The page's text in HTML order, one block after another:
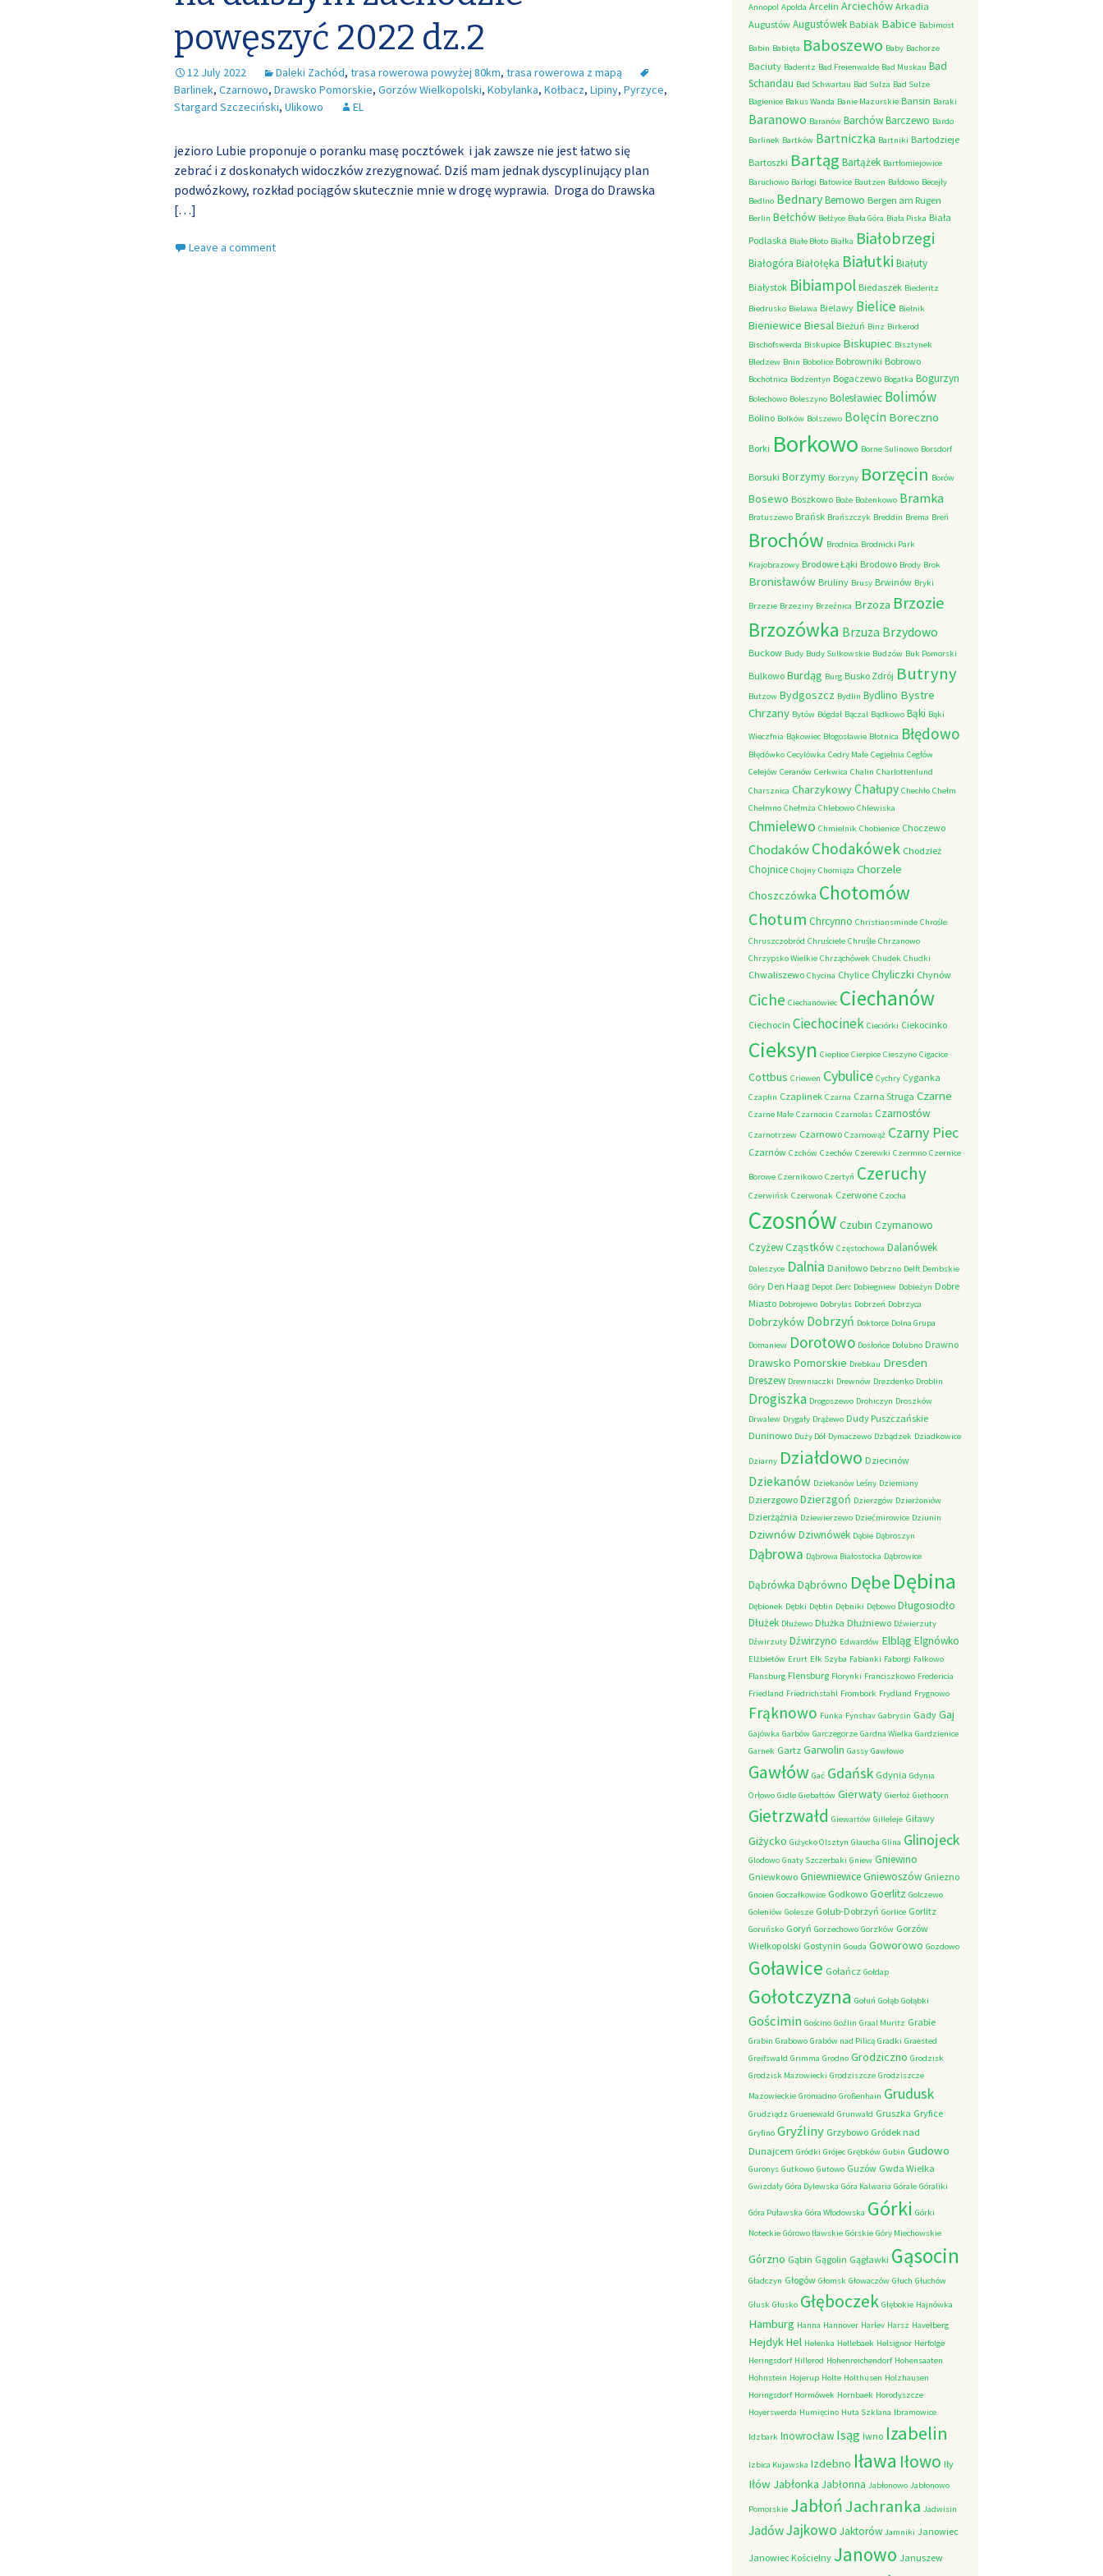
powęszyć 2022 dz.2
12 July 2022 Daleki Zachód, trasa rowerowa powyżej 80km, trasa rowerowa z mapą
Barlinek, Czarnowo, Drawsko Pomorskie, Gorzów Wielkopolski, Kobylanka, Kołbacz, Lipiny, Pyrzyce,
Stargard Szczeciński, Ulikowo EL
jezioro Lubie proponuje o poranku masę pocztówek i jak zawsze nie jest łatwo się
zebrać i z doskonałych widoczków zrezygnować. Dziś mam jednak dyscyplinujący plan
podwózkowy, rozkład pociągów skutecznie mnie w drogę wyprawia. Droga do Drawska
[…]
Leave a comment
Annopol Apolda Arcelin Arciechów Arkadia
Augustów Augustówek Babiak Babice Babimost
Babin Babięta Baboszewo Baby Bachorze
Baciuty Baderitz Bad Freienwalde Bad Muskau Bad
Schandau Bad Schwartau Bad Sulza Bad Sulze
Bagienice Bakus Wanda Banie Mazurskie Bansin Baraki
Baranowo Baranów BarchówBarczewo Bardo
Barlinek Bartków Bartniczka Bartniki Bartodzieje
Bartoszki Bartąg Bartążek Bartłomiejowice
Baruchowo Barłogi Batowice Bautzen Bałdowo Becejły
Bedlno BednaryBemowo Bergen am Rugen
Berlin Bełchów Bełżyce Biała Góra Biała Piska Biała
Podlaska Białe Błoto Białka Białobrzegi
Białogóra Białołęka Białutki Białuty
Białystok Bibiampol Biedaszek Biederitz
Biedrusko Bielawa Bielawy Bielice Bielnik
Bieniewice Biesal Bieżuń Binz Birkerod
Bischofswerda Biskupice Biskupiec Bisztynek
Bledzew Bnin Bobolice Bobrowniki Bobrowo
Bochotnica Bodzentyn Bogaczewo Bogatka Bogurzyn
Bolechowo Boleszyno Bolesławiec Bolimów
Bolino Bolków Bolszewo Bolęcin Boreczno
Borki Borkowo Borne Sulinowo Borsdorf
Borsuki Borzymy Borzyny Borzęcin Borów
Bosewo Boszkowo Boże Bożenkowo Bramka
Bratuszewo Brańsk Brańszczyk Breddin Brema Breń
Brochów Brodnica Brodnicki Park
Krajobrazowy Brodowe Łąki Brodowo Brody Brok
Bronisławów Bruliny Brusy Brwinów Bryki
Brzezie Brzeziny Brzeźnica Brzoza Brzozie
Brzozówka Brzuza Brzydowo
Buckow Budy Budy Sulkowskie Budzów Buk Pomorski
Bulkowo Burdąg Burg Busko Zdrój Butryny
Butzow Bydgoszcz Bydlin Bydlino Bystre
Chrzany Bytów Bógdał Bączal Bądkowo Bąki Bąki
Wieczfnia Bąkowiec Błogosławie Błotnica Błędowo
Błędówko Cecylówka Cedry Małe Cegielnia Cegłów
Celejów Ceranów Cerkwica Chalin Charlottenlund
Charsznica CharzykowyChałupy Chechło Chełm
Chełmno Chełmża Chlebowo Chlewiska
Chmielewo Chmielnik Chobienice Choczewo
ChodakówChodakówek Chodzież
Chojnice Chojny Chomiąża Chorzele
Choszczówka Chotomów
Chotum Chrcynno Christiansminde Chrośle
Chruszczobród Chruściele Chruśle Chrzanowo
Chrzypsko Wielkie Chrząchówek Chudek Chudki
Chwaliszewo Chycina Chylice Chyliczki Chynów
Ciche Ciechanowiec Ciechanów
Ciechocin Ciechocinek Cieciórki Ciekocinko
Cieksyn Cieplice Cierpice Cieszyno Cigacice
Cottbus Criewen Cybulice Cychry Cyganka
Czaplin Czaplinek Czarna Czarna Struga Czarne
Czarne Małe Czarnocin Czarnolas Czarnostów
Czarnotrzew Czarnowo Czarnowąż Czarny Piec
Czarnów Czchów Czechów Czerewki Czermno Czernice
Borowe Czernikowo Czertyń Czeruchy
Czerwińsk Czerwonak Czerwone Czocha
Czosnów Czubin Czymanowo
CzyżewCząstków Częstochowa Dalanówek
Daleszyce Dalnia Daniłowo Debrzno Delft Dembskie
Góry Den Haag Depot Derc Dobiegniew Dobieżyn Dobre
Miasto Dobrojewo Dobrylas Dobrzeń Dobrzyca
Dobrzyków Dobrzyń Doktorce Dolna Grupa
Domaniew Dorotowo Dosłońce Dołubno Drawno
Drawsko Pomorskie Drebkau Dresden
Dreszew Drewniaczki Drewnów Drezdenko Droblin
Drogiszka Drogoszewo Drohiczyn Droszków
Drwalew Drygały Drążewo Dudy Puszczańskie
Duninowo Duży Dół Dymaczewo Dzbądzek Dziadkowice
Dziarny Działdowo Dziecinów
Dziekanów Dziekanów Leśny Dziemiany
Dzierzgowo Dzierzgoń Dzierzgów Dzierżoniów
Dzierżążnia Dziewierzewo Dziećmirowice Dziunin
DziwnówDziwnówek Dąbie Dąbroszyn
Dąbrowa Dąbrowa Białostocka Dąbrowice
Dąbrówka Dąbrówno Dębe Dębina
Dębionek Dębki Dęblin Dębniki Dębowo Długosiodło
Dłużek Dłużewo Dłużka Dłużniewo Dźwierzuty
Dźwirzuty Dźwirzyno Edwardów Elbląg Elgnówko
Elżbietów Erurt Ełk Szyba Fabianki Faborgi Falkowo
Flansburg Flensburg Florynki Franciszkowo Fredericia
Friedland Friedrichstahl Frombork Frydland Frygnowo
Frąknowo Funka Fynshav Gabrysin Gady Gaj
Gajówka Garbów Garczegorze Gardna Wielka Gardzienice
Garnek Gartz Garwolin Gassy Gawłowo
Gawłów Gać Gdańsk Gdynia Gdynia
Orłowo Gidle Giebałtów Gierwaty Gierłoż Giethoorn
Gietrzwałd Giewartów Gilleleje Giławy
Giżycko Giżycko Olsztyn Glaucha Glina Glinojeck
Glodowo Gnaty Szczerbaki Gniew Gniewino
Gniewkowo GniewniewiceGniewoszów Gniezno
Gnoien Goczałkowice Godkowo Goerlitz Golczewo
Goleniów Golesze Golub-Dobrzyń Gorlice Gorlitz
Goruńsko Goryń Gorzechowo Gorzków Gorzów
Wielkopolski Gostynin Gouda Goworowo Gozdowo
Goławice Gołańcz Gołdap
Gołotczyzna Gołuń Gołąb Gołąbki
Gościmin Gościno Goźlin Graal Muritz Grabie
Grabin Grabowo Grabów nad Pilicą Gradki Graested
Greifswald Grimma Grodno Grodziczno Grodzisk
Grodzisk Mazowiecki Grodziszcze Grodziszcze
Mazowieckie Gromadno Großenhain Grudusk
Grudziądz Gruenewald Grunwald Gruszka Gryfice
Gryfino Gryźliny Grzybowo Gródek nad
Dunajcem Gródki Grójec Grębków Gubin Gudowo
Guronys Gutkowo Gutowo Guzów Gwda Wielka
Gwizdały Góra Dylewska Góra Kalwaria Górale Góraliki
Góra Puławska Góra Włodowska Górki Górki
Noteckie Górowo Iławskie Górskie Góry Miechowskie
Górzno Gąbin Gągolin Gągławki Gąsocin
Gładczyn Głogów Głomsk Głowaczów Głuch Głuchów
Głusk Głusko Głęboczek Głębokie Hajnówka
Hamburg Hanna Hannover Harlev Harsz Havelberg
HejdykHel Helenka Hellebaek Helsignor Herfolge
Heringsdorf Hillerod Hohenreichendorf Hohensaaten
Hohnstein Hojerup Holte Holthusen Holzhausen
Horingsdorf Hormówek Hornbaek Horodyszcze
Hoyerswerda Humięcino Huta Szklana Ibramowice
Idzbark Inowrocław Isąg Iwno Izabelin
Izbica Kujawska Izdebno Iława Iłowo Iły
Iłów Jabłonka Jabłonna Jabłonowo Jabłonowo
Pomorskie JabłońJachranka Jadwisin
JadówJajkowo Jaktorów Jamniki Janowiec
Janowiec Kościelny Janowo Januszew